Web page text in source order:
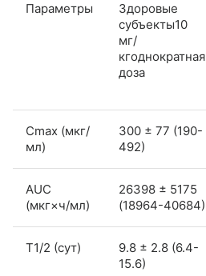
Параметры
Здоровые
субъекты10
мг/
кгоднократная
доза
Cmax (мкг/
мл)
300 ± 77 (190-
492)
AUC
(мкг×ч/мл)
26398 ± 5175
(18964-40684)
T1/2 (сут)
9.8 ± 2.8 (6.4-
15.6)